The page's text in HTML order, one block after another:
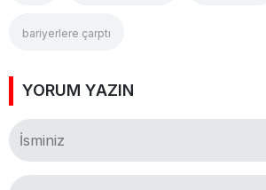
bariyerlere çarptı
YORUM YAZIN